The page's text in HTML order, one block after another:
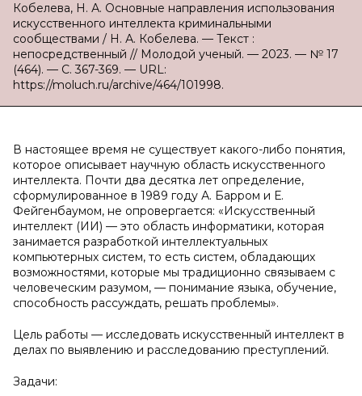
Кобелева, Н. А. Основные направления использования
искусственного интеллекта криминальными
сообществами / Н. А. Кобелева. — Текст :
непосредственный // Молодой ученый. — 2023. — № 17
(464). — С. 367-369. — URL:
https://moluch.ru/archive/464/101998.
В настоящее время не существует какого-либо понятия,
которое описывает научную область искусственного
интеллекта. Почти два десятка лет определение,
сформулированное в 1989 году А. Барром и Е.
Фейгенбаумом, не опровергается: «Искусственный
интеллект (ИИ) — это область информатики, которая
занимается разработкой интеллектуальных
компьютерных систем, то есть систем, обладающих
возможностями, которые мы традиционно связываем с
человеческим разумом, — понимание языка, обучение,
способность рассуждать, решать проблемы».
Цель работы — исследовать искусственный интеллект в
делах по выявлению и расследованию преступлений.
Задачи: